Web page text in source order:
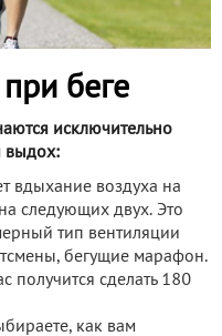
беге
исключительно
выдох:
вдыхание воздуха на
следующих двух. Это
тип вентиляции
бегущие марафон.
получится сделать 180
как вам